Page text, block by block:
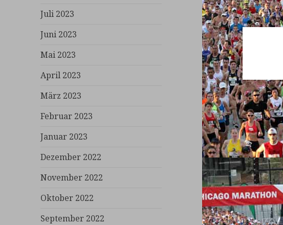
Juli 2023
Juni 2023
Mai 2023
April 2023
März 2023
Februar 2023
Januar 2023
Dezember 2022
November 2022
Oktober 2022
September 2022